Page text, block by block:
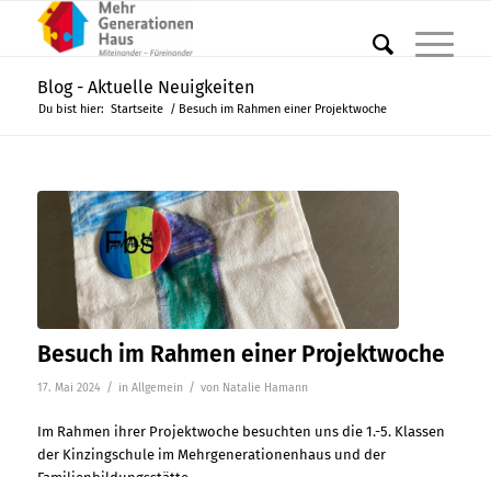
Blog - Aktuelle Neuigkeiten
Du bist hier: Startseite / Besuch im Rahmen einer Projektwoche
Besuch im Rahmen einer Projektwoche
17. Mai 2024 / in Allgemein / von Natalie Hamann
Im Rahmen ihrer Projektwoche besuchten uns die 1.-5. Klassen
der Kinzingschule im Mehrgenerationenhaus und der